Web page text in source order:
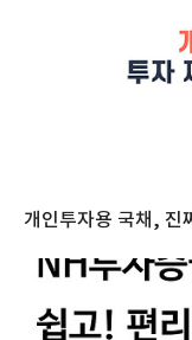
개인투자용 국채, 진